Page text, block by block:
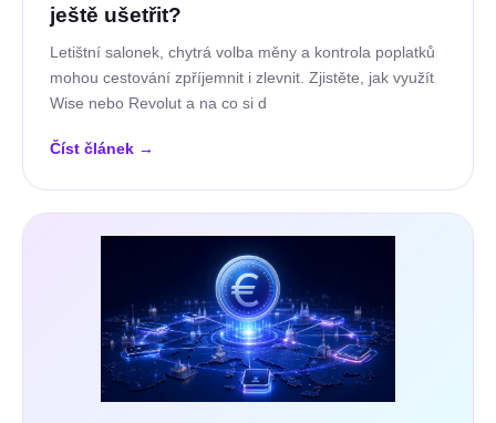
ještě ušetřit?
Letištní salonek, chytrá volba měny a kontrola poplatků
mohou cestování zpříjemnit i zlevnit. Zjistěte, jak využít
Wise nebo Revolut a na co si d
Číst článek →